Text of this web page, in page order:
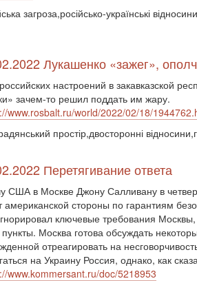
загроза,російсько-українські
Лукашенко «зажег»,
настроений в закавказской
зачем-то решил поддать им жару.
www.rosbalt.ru/world/2022/02/18/
простір,двосторонні
Перетягивание ответа
США в Москве Джону Салливану в
американской стороны по гарантиям
ключевые требования
Москва готова обсуждать
отреагировать на
на Украину Россия, однако, как
www.kommersant.ru/doc/5218953